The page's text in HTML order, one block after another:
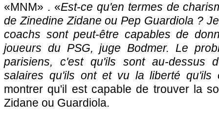
«MNM» . «Est-ce qu'en termes de
de Zinedine Zidane ou Pep Guardiola ?
coachs sont peut-être capables de
joueurs du PSG, juge Bodmer. Le
parisiens, c'est qu'ils sont au-dessus
salaires qu'ils ont et vu la liberté qu'ils
montrer qu'il est capable de trouver la
Zidane ou Guardiola.